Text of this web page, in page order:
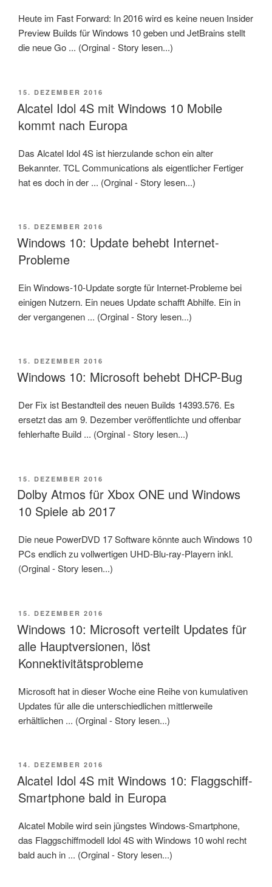
Heute im Fast Forward: In 2016 wird es keine neuen Insider
Preview Builds für Windows 10 geben und JetBrains stellt
die neue Go ... (Orginal - Story lesen...)
VERÖFFENTLICHT
AM
15. DEZEMBER 2016
Alcatel Idol 4S mit Windows 10 Mobile
kommt nach Europa
Das Alcatel Idol 4S ist hierzulande schon ein alter
Bekannter. TCL Communications als eigentlicher Fertiger
hat es doch in der ... (Orginal - Story lesen...)
VERÖFFENTLICHT
AM
15. DEZEMBER 2016
Windows 10: Update behebt Internet-
Probleme
Ein Windows-10-Update sorgte für Internet-Probleme bei
einigen Nutzern. Ein neues Update schafft Abhilfe. Ein in
der vergangenen ... (Orginal - Story lesen...)
VERÖFFENTLICHT
AM
15. DEZEMBER 2016
Windows 10: Microsoft behebt DHCP-Bug
Der Fix ist Bestandteil des neuen Builds 14393.576. Es
ersetzt das am 9. Dezember veröffentlichte und offenbar
fehlerhafte Build ... (Orginal - Story lesen...)
VERÖFFENTLICHT
AM
15. DEZEMBER 2016
Dolby Atmos für Xbox ONE und Windows
10 Spiele ab 2017
Die neue PowerDVD 17 Soft­ware könn­te auch Win­dows 10
PCs end­li­ch zu voll­wer­ti­gen UHD-Blu-ray-Play­ern inkl.
(Orginal - Story lesen...)
VERÖFFENTLICHT
AM
15. DEZEMBER 2016
Windows 10: Microsoft verteilt Updates für
alle Hauptversionen, löst
Konnektivitätsprobleme
Microsoft hat in dieser Woche eine Reihe von kumulativen
Updates für alle die unterschiedlichen mittlerweile
erhältlichen ... (Orginal - Story lesen...)
VERÖFFENTLICHT
AM
14. DEZEMBER 2016
Alcatel Idol 4S mit Windows 10: Flaggschiff-
Smartphone bald in Europa
Alcatel Mobile wird sein jüngstes Windows-Smartphone,
das Flaggschiffmodell Idol 4S with Windows 10 wohl recht
bald auch in ... (Orginal - Story lesen...)